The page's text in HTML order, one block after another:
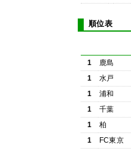
順位表
1 鹿島
1
水戸
1
浦和
1
千葉
1
柏
1
FC東京